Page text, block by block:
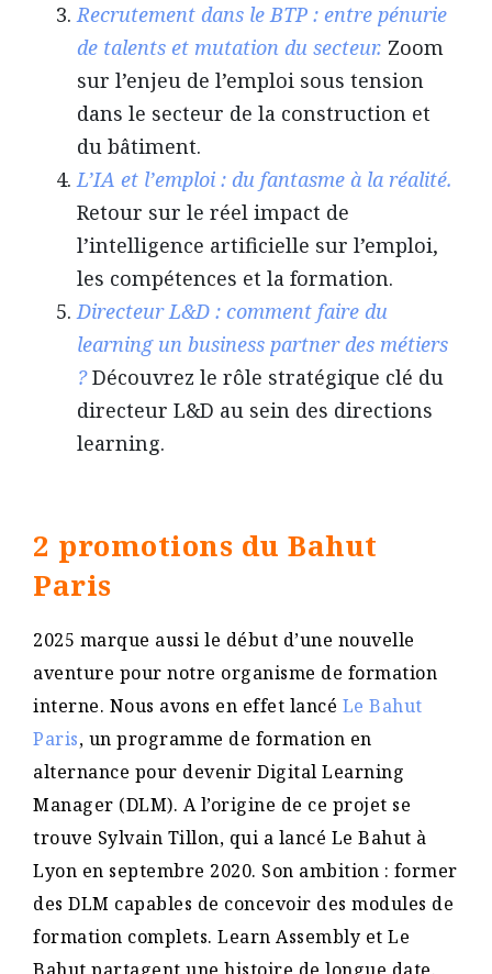
Recrutement dans le BTP : entre pénurie
de talents et mutation du secteur. Zoom
sur l’enjeu de l’emploi sous tension
dans le secteur de la construction et
du bâtiment.
L’IA et l’emploi : du fantasme à la réalité.
Retour sur le réel impact de
l’intelligence artificielle sur l’emploi,
les compétences et la formation.
Directeur L&D : comment faire du
learning un business partner des métiers
?Découvrez le rôle stratégique clé du
directeur L&D au sein des directions
learning.
2 promotions du Bahut
Paris
2025 marque aussi le début d’une nouvelle
aventure pour notre organisme de formation
interne. Nous avons en effet lancé Le Bahut
Paris, un programme de formation en
alternance pour devenir Digital Learning
Manager (DLM). A l’origine de ce projet se
trouve Sylvain Tillon, qui a lancé Le Bahut à
Lyon en septembre 2020. Son ambition : former
des DLM capables de concevoir des modules de
formation complets. Learn Assembly et Le